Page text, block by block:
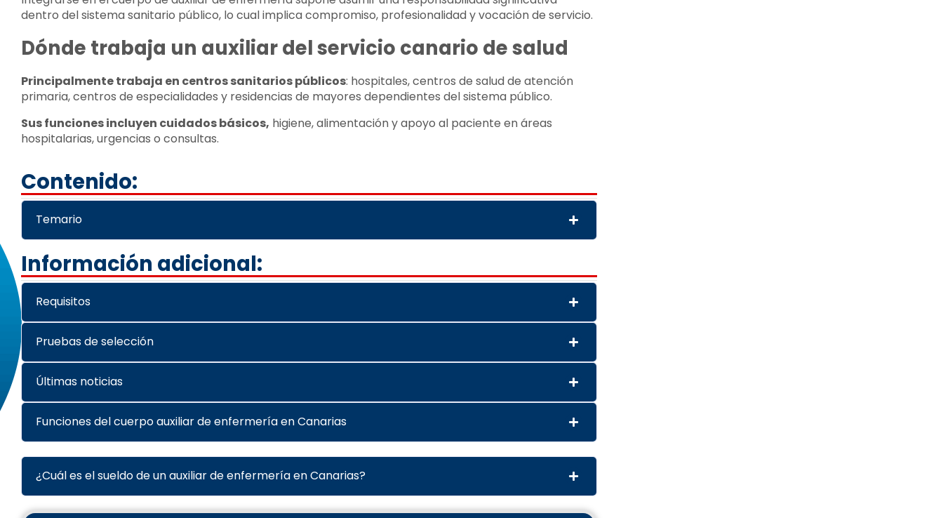
dentro del sistema sanitario público, lo cual implica compromiso, profesionalidad y vocación de servicio.
Dónde trabaja un auxiliar del servicio canario de salud
Principalmente trabaja en centros sanitarios públicos: hospitales, centros de salud de atención
primaria, centros de especialidades y residencias de mayores dependientes del sistema público.
Sus funciones incluyen cuidados básicos, higiene, alimentación y apoyo al paciente en áreas
hospitalarias, urgencias o consultas.
Contenido:
Temario
Información adicional:
Requisitos
Pruebas de selección
Últimas noticias
Funciones del cuerpo auxiliar de enfermería en Canarias
¿Cuál es el sueldo de un auxiliar de enfermería en Canarias?